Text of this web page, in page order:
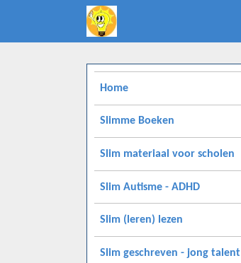
Home
Slimme Boeken
Slim materiaal voor scholen
Slim Autisme - ADHD
Slim (leren) lezen
Slim geschreven - jong talent